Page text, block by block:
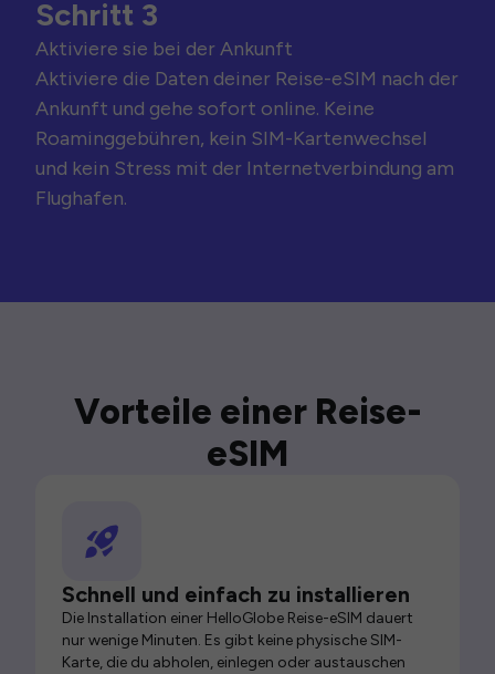
Schritt 3
Aktiviere sie bei der Ankunft
Aktiviere die Daten deiner Reise-eSIM nach der
Ankunft und gehe sofort online. Keine
Roaminggebühren, kein SIM-Kartenwechsel
und kein Stress mit der Internetverbindung am
Flughafen.
Vorteile einer Reise-
eSIM
Schnell und einfach zu installieren
Die Installation einer HelloGlobe Reise-eSIM dauert
nur wenige Minuten. Es gibt keine physische SIM-
Karte, die du abholen, einlegen oder austauschen